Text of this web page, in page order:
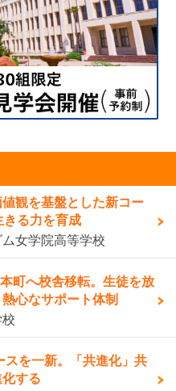
観を基盤とした新コー
きる力を育成
女学院高等学校
町へ校舎移転。生徒を放
心なサポート体制
スを一新。「共進化」共
する